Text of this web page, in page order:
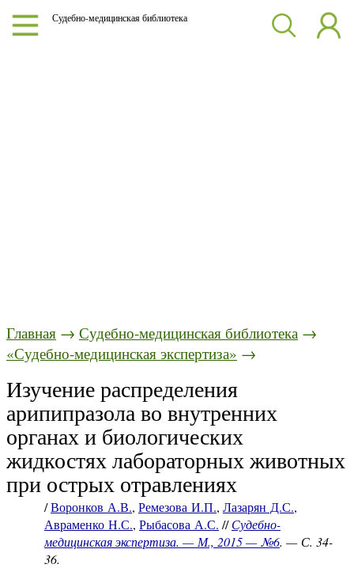
Судебно-медицинская библиотека
Главная → Судебно-медицинская библиотека →
«Судебно-медицинская экспертиза» →
Изучение распределения
арипипразола во внутренних
органах и биологических
жидкостях лабораторных животных
при острых отравлениях
/Воронков А.В., Ремезова И.П., Лазарян Д.С.,
Авраменко Н.С., Рыбасова А.С. //Судебно-
медицинская экспертиза. — М., 2015 — №6. — С. 34-
36.